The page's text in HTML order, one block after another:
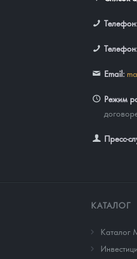
Телефон:
Телефон:
Email:
Режим
Пресс-
КАТАЛОГ
Каталог